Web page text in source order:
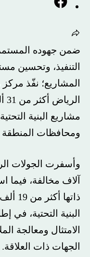
ضمن جهوده
التنفيذ، وتحسين
المشاريع؛ نفّذ مركز
مشاريع البنية
ومحافظات المنطقة
آلاف مخالفة، فيما
البنية التحتية، في
الامتثال ومعالجة
الجهات ذات العلاقة.